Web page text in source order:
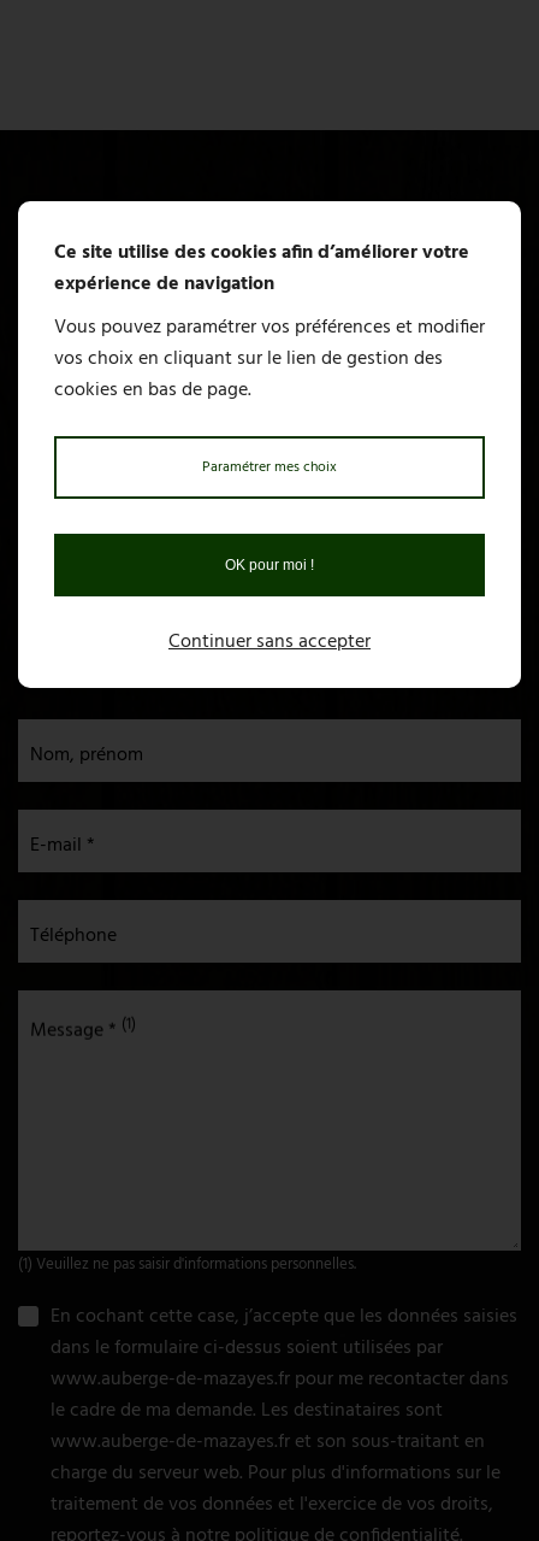
Am Auberge de Mazayes
Ecoles
Mazayes Basses
04 73 88 93 30
Vous avez des questions ?
Nom, prénom
E-mail *
Téléphone
Message * (1)
(1) Veuillez ne pas saisir d'informations personnelles.
En cochant cette case, j’accepte que les données saisies
dans le formulaire ci-dessus soient utilisées par
www.auberge-de-mazayes.fr pour me recontacter dans
le cadre de ma demande. Les destinataires sont
www.auberge-de-mazayes.fr et son sous-traitant en
charge du serveur web. Pour plus d'informations sur le
traitement de vos données et l'exercice de vos droits,
Ce site utilise des cookies afin d’améliorer votre
expérience de navigation
Vous pouvez paramétrer vos préférences et modifier
vos choix en cliquant sur le lien de gestion des
cookies en bas de page.
Paramétrer mes choix
OK pour moi !
Continuer sans accepter